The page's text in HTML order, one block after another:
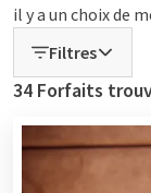
il y a un choix de
Noël. Êtes-vous
Que faire à
Filtres
34 Forfaits